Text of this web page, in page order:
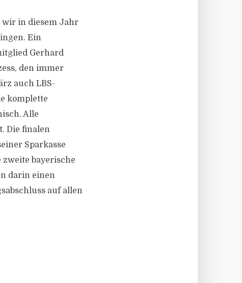
wir in diesem Jahr
Ein
Gerhard
den immer
auch LBS-
komplette
Alle
Die finalen
Sparkasse
zweite bayerische
darin einen
auf allen